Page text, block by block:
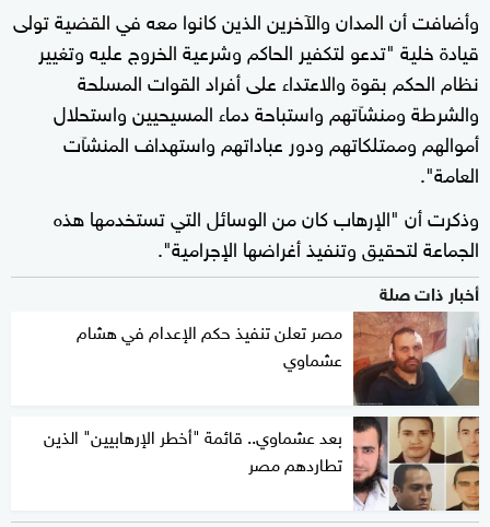
وأضافت أن المدان والآخرين الذين كانوا معه في القضية تولى
قيادة خلية "تدعو لتكفير الحاكم وشرعية الخروج عليه وتغيير
نظام الحكم بقوة والاعتداء على أفراد القوات المسلحة
والشرطة ومنشآتهم واستباحة دماء المسيحيين واستحلال
أموالهم وممتلكاتهم ودور عباداتهم واستهداف المنشآت
العامة".
وذكرت أن "الإرهاب كان من الوسائل التي تستخدمها هذه
الجماعة لتحقيق وتنفيذ أغراضها الإجرامية".
أخبار ذات صلة
مصر تعلن تنفيذ حكم الإعدام في هشام
عشماوي
بعد عشماوي.. قائمة "أخطر الإرهابيين" الذين
تطاردهم مصر